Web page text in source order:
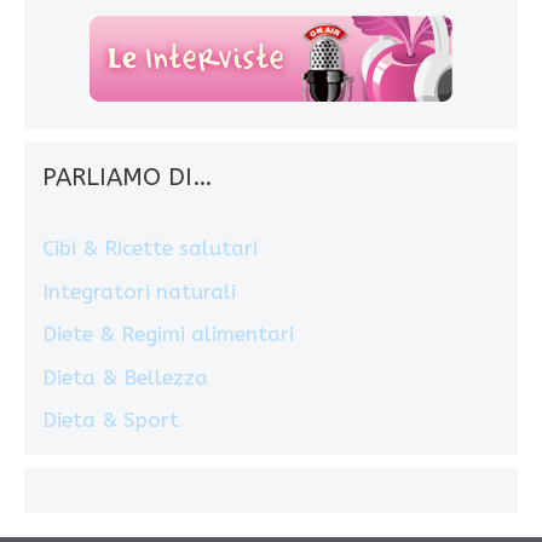
PARLIAMO DI…
Cibi & Ricette salutari
Integratori naturali
Diete & Regimi alimentari
Dieta & Bellezza
Dieta & Sport